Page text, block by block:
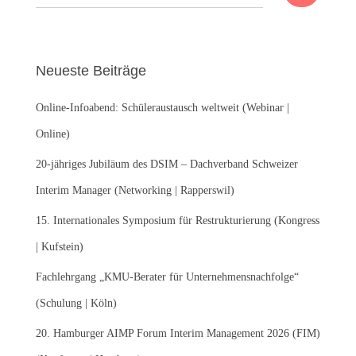
u
n
a
c
:
Neueste Beiträge
Online-Infoabend: Schüleraustausch weltweit (Webinar |
Online)
20-jähriges Jubiläum des DSIM – Dachverband Schweizer
Interim Manager (Networking | Rapperswil)
15. Internationales Symposium für Restrukturierung (Kongress
| Kufstein)
Fachlehrgang „KMU-Berater für Unternehmensnachfolge“
(Schulung | Köln)
20. Hamburger AIMP Forum Interim Management 2026 (FIM)